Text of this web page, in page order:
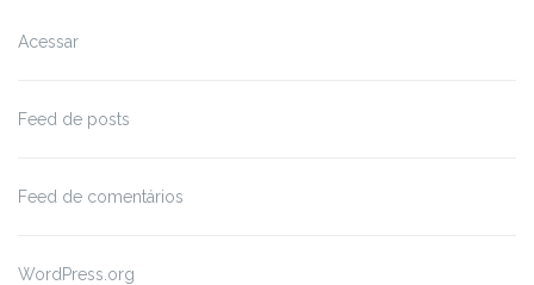
Acessar
Feed de posts
Feed de comentários
WordPress.org